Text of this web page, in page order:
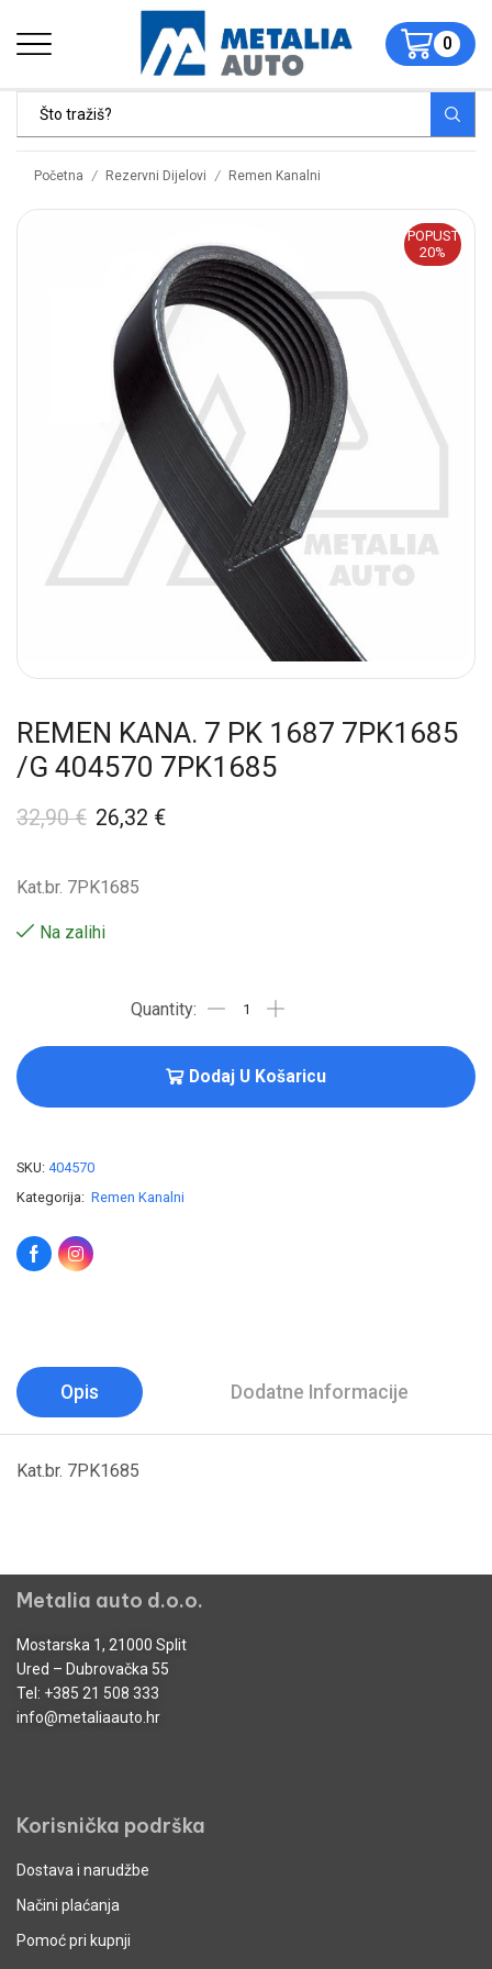
0
Početna / Rezervni Dijelovi / Remen Kanalni
POPUST
20%
REMEN KANA. 7 PK 1687 7PK1685
/G 404570 7PK1685
32,90€ 26,32 €
Kat.br. 7PK1685
Na zalihi
Dodaj U Košaricu
SKU: 404570
Kategorija: Remen Kanalni
Opis Dodatne Informacije
Kat.br. 7PK1685
Metalia auto d.o.o.
Mostarska 1, 21000 Split
Ured – Dubrovačka 55
Tel: +385 21 508 333
info@metaliaauto.hr
Korisnička podrška
Dostava i narudžbe
Načini plaćanja
Pomoć pri kupnji